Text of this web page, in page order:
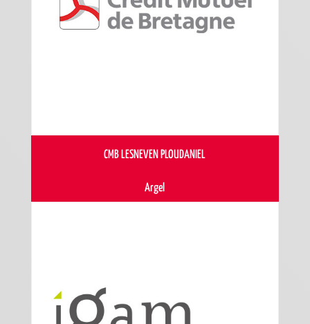
CMB LESNEVEN PLOUDANIEL
Argel